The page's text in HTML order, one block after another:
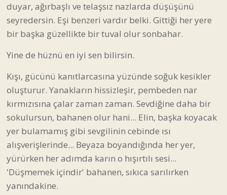
duyar, ağırbaşlı ve telaşsız nazlarda düşüşünü
seyredersin. Eşi benzeri vardır belki. Gittiği her yere
bir başka güzellikte bir tuval olur sonbahar.
Yine de hüznü en iyi sen bilirsin.
Kışı, gücünü kanıtlarcasına yüzünde soğuk kesikler
oluşturur. Yanakların hissizleşir, pembeden nar
kırmızısına çalar zaman zaman. Sevdiğine daha bir
sokulursun, bahanen olur hani... Elin, başka koyacak
yer bulamamış gibi sevgilinin cebinde ısı
alışverişlerinde... Beyaza boyandığında her yer,
yürürken her adımda karın o hışırtılı sesi...
'Düşmemek içindir' bahanen, sıkıca sarılırken
yanındakine.